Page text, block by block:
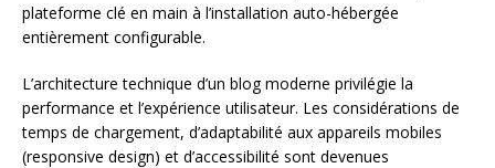
plateforme clé en main à l’installation auto-hébergée
entièrement configurable.
L’architecture technique d’un blog moderne privilégie la
performance et l’expérience utilisateur. Les considérations de
temps de chargement, d’adaptabilité aux appareils mobiles
(responsive design) et d’accessibilité sont devenues